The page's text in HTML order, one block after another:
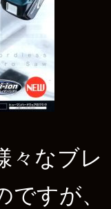
々なブレ
すが、